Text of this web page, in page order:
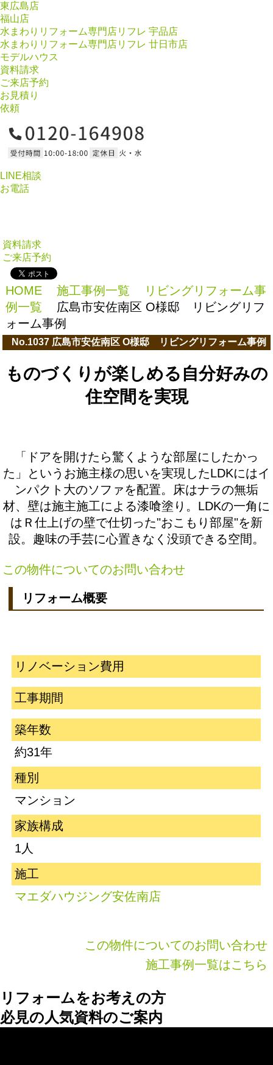
東広島店
福山店
水まわりリフォーム専門店リフレ 宇品店
水まわりリフォーム専門店リフレ 廿日市店
モデルハウス
資料請求
ご来店予約
お見積り
依頼
LINE相談
お電話
資料請求
ご来店予約
HOME 施工事例一覧
リビングリフォーム事
例一覧
広島市安佐南区 O様邸 リビングリフ
ォーム事例
No.1037 広島市安佐南区 O様邸 リビングリフォーム事例
ものづくりが楽しめる自分好みの
住空間を実現
「ドアを開けたら驚くような部屋にしたかっ
た」というお施主様の思いを実現したLDKにはイ
ンパクト大のソファを配置。床はナラの無垢
材、壁は施主施工による漆喰塗り。LDKの一角に
はＲ仕上げの壁で仕切った"おこもり部屋"を新
設。趣味の手芸に心置きなく没頭できる空間。
この物件についてのお問い合わせ
リフォーム概要
リノベーション費用
工事期間
築年数
約31年
種別
マンション
家族構成
1人
施工
マエダハウジング安佐南店
この物件についてのお問い合わせ
施工事例一覧はこちら
リフォームをお考えの方
必見の人気資料のご案内